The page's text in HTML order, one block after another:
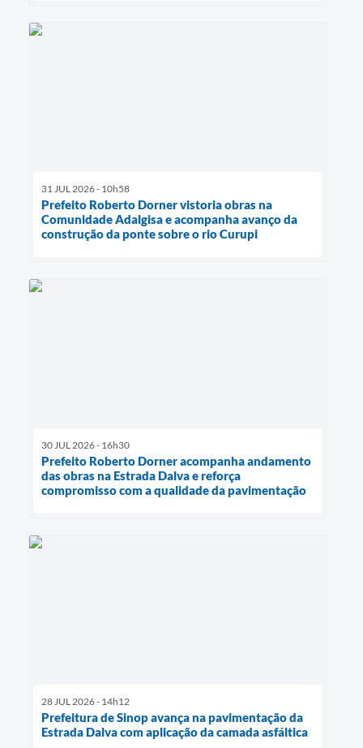
31 JUL 2026 - 10h58
Prefeito Roberto Dorner vistoria obras na
Comunidade Adalgisa e acompanha avanço da
construção da ponte sobre o rio Curupi
30 JUL 2026 - 16h30
Prefeito Roberto Dorner acompanha andamento
das obras na Estrada Dalva e reforça
compromisso com a qualidade da pavimentação
28 JUL 2026 - 14h12
Prefeitura de Sinop avança na pavimentação da
Estrada Dalva com aplicação da camada asfáltica